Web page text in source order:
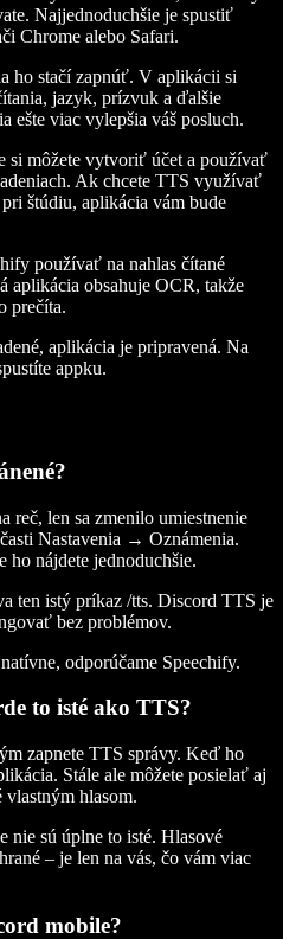
Najjednoduchšie je spustiť
Chrome alebo Safari.
ho stačí zapnúť. V aplikácii si
jazyk, prízvuk a ďalšie
ešte viac vylepšia váš posluch.
si môžete vytvoriť účet a používať
Ak chcete TTS využívať
štúdiu, aplikácia vám bude
používať na nahlas čítané
aplikácia obsahuje OCR, takže
prečíta.
aplikácia je pripravená. Na
appku.
reč, len sa zmenilo umiestnenie
Nastavenia → Oznámenia.
ho nájdete jednoduchšie.
ten istý príkaz /tts. Discord TTS je
bez problémov.
odporúčame Speechify.
to isté ako TTS?
zapnete TTS správy. Keď ho
Stále ale môžete posielať aj
vlastným hlasom.
nie sú úplne to isté. Hlasové
– je len na vás, čo vám viac
mobile?